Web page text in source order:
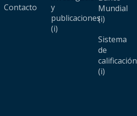
Contacto
y
publicaciones
(i)
Mundial
(i)
Sistema
de
calificación
(i)